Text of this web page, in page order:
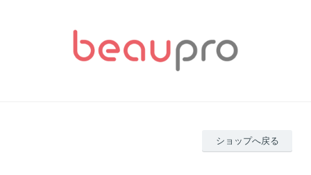
ショップへ戻る